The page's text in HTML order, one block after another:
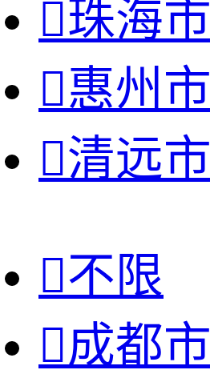
珠海市
惠州市
清远市
不限
成都市